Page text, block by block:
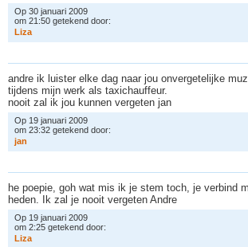
Op 30 januari 2009
om 21:50 getekend door:
Liza
andre ik luister elke dag naar jou onvergetelijke
tijdens mijn werk als taxichauffeur.
nooit zal ik jou kunnen vergeten jan
Op 19 januari 2009
om 23:32 getekend door:
jan
he poepie, goh wat mis ik je stem toch, je verbind
heden. Ik zal je nooit vergeten Andre
Op 19 januari 2009
om 2:25 getekend door:
Liza